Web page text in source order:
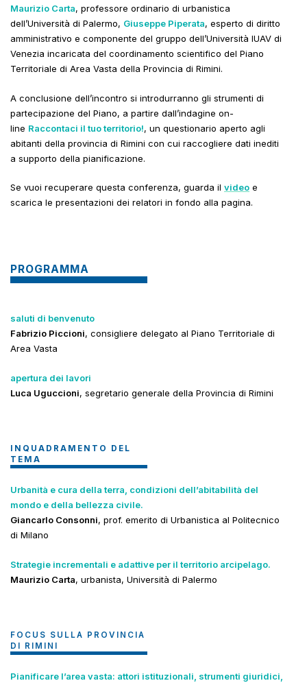
Maurizio Carta, professore ordinario di urbanistica
dell’Università di Palermo, Giuseppe Piperata, esperto di diritto
amministrativo e componente del gruppo dell’Università IUAV di
Venezia incaricata del coordinamento scientifico del Piano
Territoriale di Area Vasta della Provincia di Rimini.
A conclusione dell’incontro si introdurranno gli strumenti di
partecipazione del Piano, a partire dall’indagine on-
line Raccontaci il tuo territorio!, un questionario aperto agli
abitanti della provincia di Rimini con cui raccogliere dati inediti
a supporto della pianificazione.
Se vuoi recuperare questa conferenza, guarda il video e
scarica le presentazioni dei relatori in fondo alla pagina.
PROGRAMMA
saluti di benvenuto
Fabrizio Piccioni, consigliere delegato al Piano Territoriale di
Area Vasta
apertura dei lavori
Luca Uguccioni, segretario generale della Provincia di Rimini
INQUADRAMENTO DEL
TEMA
Urbanità e cura della terra, condizioni dell’abitabilità del
mondo e della bellezza civile.
Giancarlo Consonni, prof. emerito di Urbanistica al Politecnico
di Milano
Strategie incrementali e adattive per il territorio arcipelago.
Maurizio Carta, urbanista, Università di Palermo
FOCUS SULLA PROVINCIA
DI RIMINI
Pianificare l’area vasta: attori istituzionali, strumenti giuridici,